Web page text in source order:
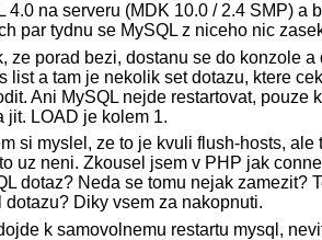
4.0 na serveru (MDK 10.0 / 2.4 SMP) a
par tydnu se MySQL z niceho nic
ze porad bezi, dostanu se do konzole a
list a tam je nekolik set dotazu, ktere
Ani MySQL nejde restartovat, pouze
jit. LOAD je kolem 1.
si myslel, ze to je kvuli flush-hosts, ale
uz neni. Zkousel jsem v PHP jak
dotaz? Neda se tomu nejak zamezit?
Diky vsem za nakopnuti.
k samovolnemu restartu mysql,